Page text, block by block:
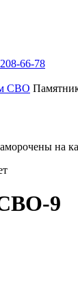
66-78
СВО
на
9